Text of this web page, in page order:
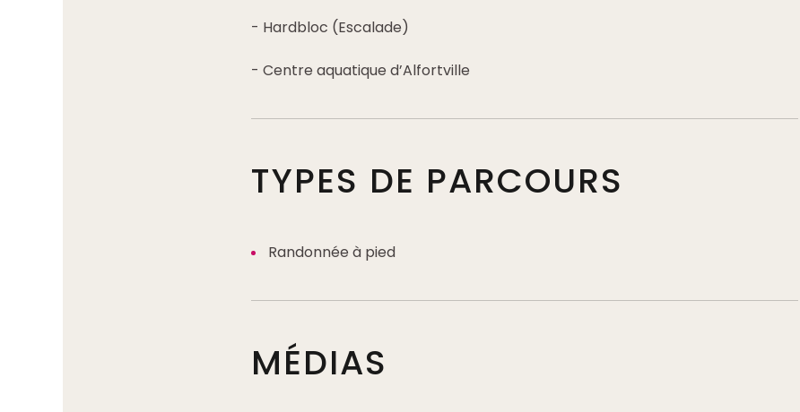
- Hardbloc (Escalade)
- Centre aquatique d’Alfortville
TYPES DE PARCOURS
Randonnée à pied
MÉDIAS